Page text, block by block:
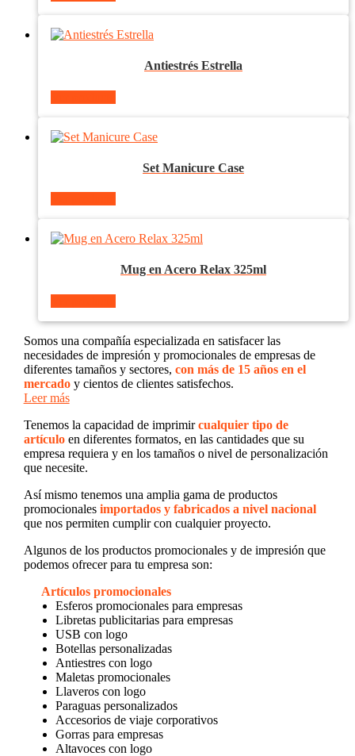
Antiestrés Estrella
Set Manicure Case
Mug en Acero Relax 325ml
Somos una compañía especializada en satisfacer las
necesidades de impresión y promocionales de empresas de
diferentes tamaños y sectores, con más de 15 años en el
mercadoy cientos de clientes satisfechos.
Leer más
Tenemos la capacidad de imprimircualquier tipo de
artículoen diferentes formatos, en las cantidades que su
empresa requiera y en los tamaños o nivel de personalización
que necesite.
Así mismo tenemos una amplia gama de productos
promocionales importados y fabricados a nivel nacional
que nos permiten cumplir con cualquier proyecto.
Algunos de los productos promocionales y de impresión que
podemos ofrecer para tu empresa son:
Artículos promocionales
Esferos promocionales para empresas
Libretas publicitarias para empresas
USB con logo
Botellas personalizadas
Antiestres con logo
Maletas promocionales
Llaveros con logo
Paraguas personalizados
Accesorios de viaje corporativos
Gorras para empresas
Altavoces con logo